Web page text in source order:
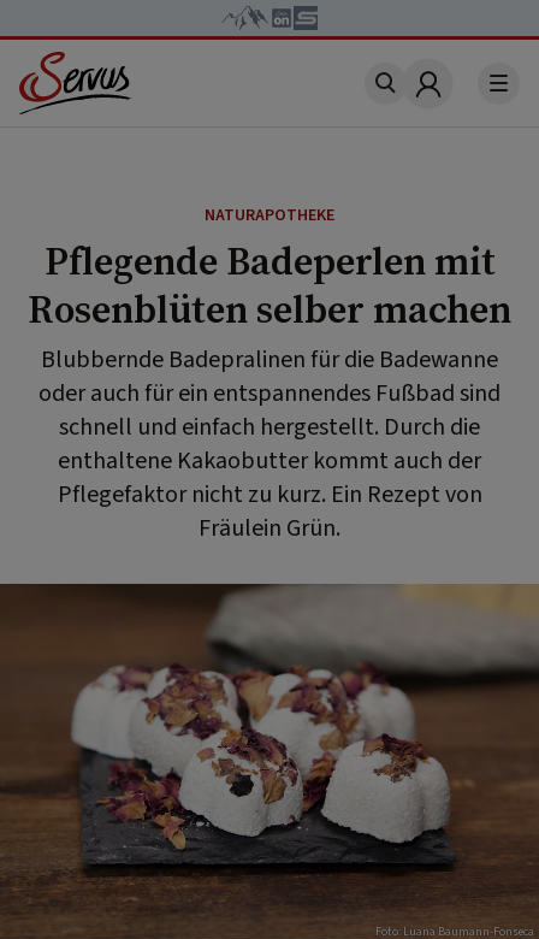
Account
NATURAPOTHEKE
Pflegende Badeperlen mit
Rosenblüten selber machen
Blubbernde Badepralinen für die Badewanne
oder auch für ein entspannendes Fußbad sind
schnell und einfach hergestellt. Durch die
enthaltene Kakaobutter kommt auch der
Pflegefaktor nicht zu kurz. Ein Rezept von
Fräulein Grün.
Foto: Luana Baumann-Fonseca